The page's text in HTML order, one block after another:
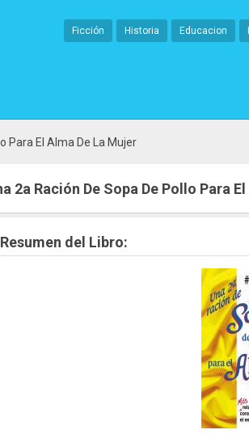
Ficción Historia Educacion
Para El Alma De La Mujer
2a Ración De Sopa De Pollo Para
Resumen del Libro: